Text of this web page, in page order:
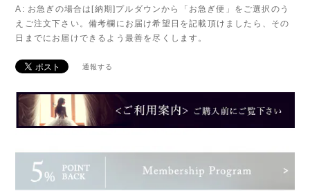
A: お急ぎの場合は[納期]プルダウンから「お急ぎ便」をご選択のう
えご注文下さい。備考欄にお届け希望日を記載頂けましたら、その
日までにお届けできるよう最善を尽くします。
通報する